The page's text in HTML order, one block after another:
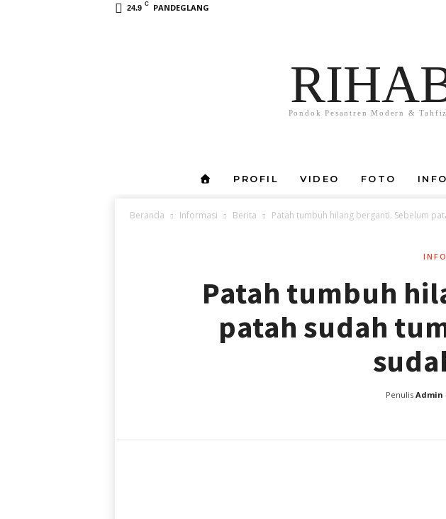
24.9 C PANDEGLANG
Pondok Pesantren Modern &
PROFIL VIDEO FOTO
Beranda Informasi Berita Patah tumbuh hilang berganti. Sebelum
Patah tumbuh
patah sudah
Penulis Admin